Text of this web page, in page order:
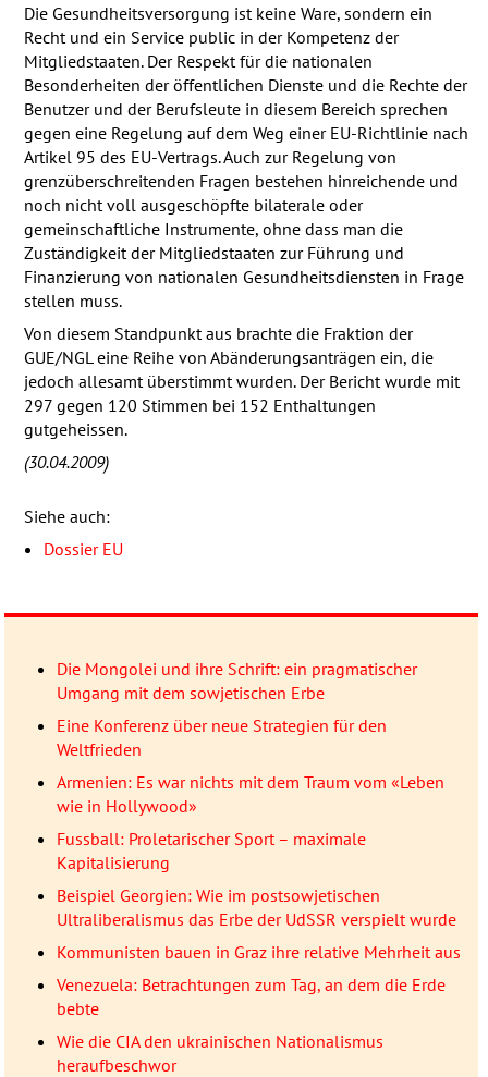
Die Gesundheitsversorgung ist keine Ware, sondern ein
Recht und ein Service public in der Kompetenz der
Mitgliedstaaten. Der Respekt für die nationalen
Besonderheiten der öffentlichen Dienste und die Rechte der
Benutzer und der Berufsleute in diesem Bereich sprechen
gegen eine Regelung auf dem Weg einer EU-Richtlinie nach
Artikel 95 des EU-Vertrags. Auch zur Regelung von
grenzüberschreitenden Fragen bestehen hinreichende und
noch nicht voll ausgeschöpfte bilaterale oder
gemeinschaftliche Instrumente, ohne dass man die
Zuständigkeit der Mitgliedstaaten zur Führung und
Finanzierung von nationalen Gesundheitsdiensten in Frage
stellen muss.
Von diesem Standpunkt aus brachte die Fraktion der
GUE/NGL eine Reihe von Abänderungsanträgen ein, die
jedoch allesamt überstimmt wurden. Der Bericht wurde mit
297 gegen 120 Stimmen bei 152 Enthaltungen
gutgeheissen.
(30.04.2009)
Siehe auch:
Dossier EU
Die Mongolei und ihre Schrift: ein pragmatischer
Umgang mit dem sowjetischen Erbe
Eine Konferenz über neue Strategien für den
Weltfrieden
Armenien: Es war nichts mit dem Traum vom «Leben
wie in Hollywood»
Fussball: Proletarischer Sport – maximale
Kapitalisierung
Beispiel Georgien: Wie im postsowjetischen
Ultraliberalismus das Erbe der UdSSR verspielt wurde
Kommunisten bauen in Graz ihre relative Mehrheit aus
Venezuela: Betrachtungen zum Tag, an dem die Erde
bebte
Wie die CIA den ukrainischen Nationalismus
heraufbeschwor